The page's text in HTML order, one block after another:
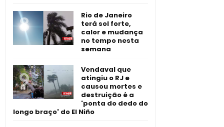
Rio de Janeiro
terá sol forte,
calor e mudança
no tempo nesta
semana
Vendaval que
atingiu o RJ e
causou mortes e
destruição é a
'ponta do dedo do
longo braço' do El Niño